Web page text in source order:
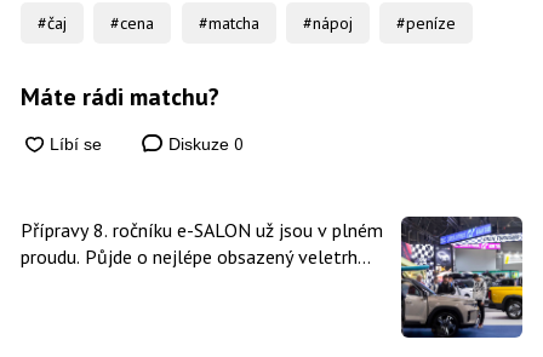
#čaj #cena #matcha #nápoj #peníze
Máte rádi matchu?
Diskuze 0
Přípravy 8. ročníku e-SALON už jsou v plném
proudu. Půjde o nejlépe obsazený veletrh